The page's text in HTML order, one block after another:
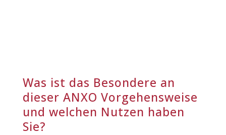
Was ist das Besondere an
dieser ANXO Vorgehensweise
und welchen Nutzen haben
Sie?